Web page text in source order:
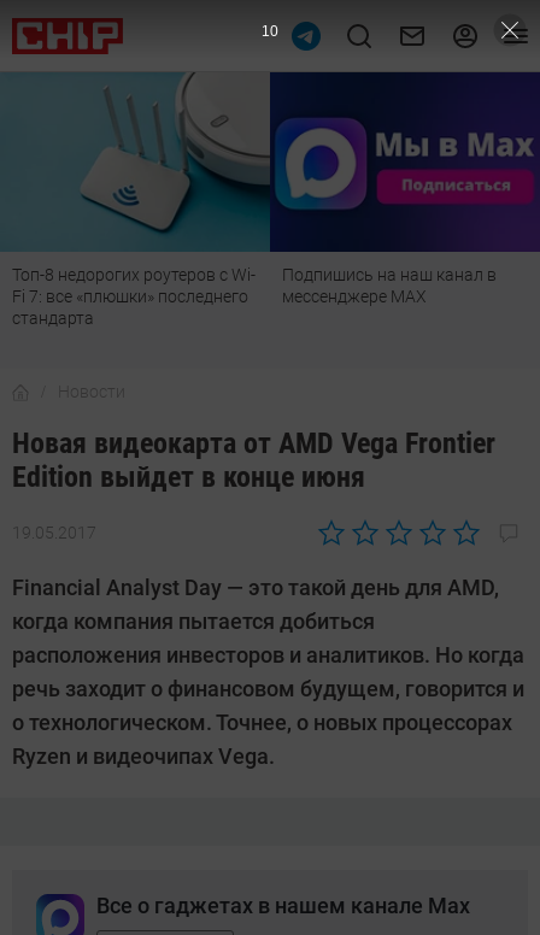
Топ-8 недорогих роутеров с Wi-
Fi 7: все «плюшки» последнего
стандарта
Подпишись на наш канал в
мессенджере МАХ
Новости
Новая видеокарта от AMD Vega Frontier
Edition выйдет в конце июня
19.05.2017
Автор:
Киреев
Financial Analyst Day — это такой день для AMD,
когда компания пытается добиться
расположения инвесторов и аналитиков. Но когда
речь заходит о финансовом будущем, говорится и
о технологическом. Точнее, о новых процессорах
Ryzen и видеочипах Vega.
Все о гаджетах в нашем канале Max
9